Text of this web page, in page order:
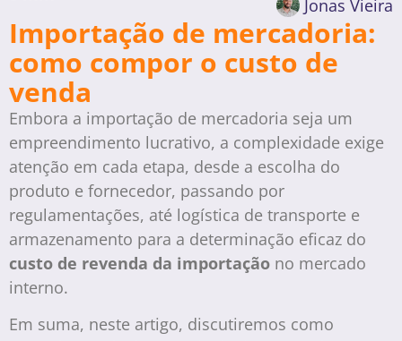
Jonas Vieira
Importação de mercadoria:
como compor o custo de
venda
Embora a importação de mercadoria seja um
empreendimento lucrativo, a complexidade exige
atenção em cada etapa, desde a escolha do
produto e fornecedor, passando por
regulamentações, até logística de transporte e
armazenamento para a determinação eficaz do
custo de revenda da importação no mercado
interno.
Em suma, neste artigo, discutiremos como